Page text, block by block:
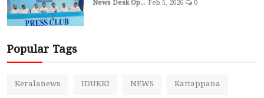
News Desk Op... Feb 5, 2026 0
Popular Tags
Keralanews IDUKKI NEWS Kattappana